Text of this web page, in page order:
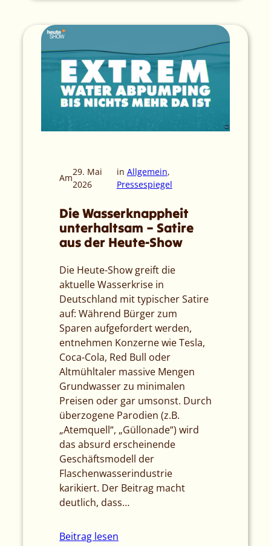
Am
29. Mai
2026
in Allgemein
Pressespiegel
Die Wasserknappheit
unterhaltsam – Satire
aus der Heute-Show
Die Heute-Show greift die
aktuelle Wasserkrise in
Deutschland mit typischer Satire
auf: Während Bürger zum
Sparen aufgefordert werden,
entnehmen Konzerne wie Tesla,
Coca-Cola, Red Bull oder
Altmühltaler massive Mengen
Grundwasser zu minimalen
Preisen oder gar umsonst. Durch
überzogene Parodien (z.B.
„Atemquell“, „Güllonade“) wird
das absurd erscheinende
Geschäftsmodell der
Flaschenwasserindustrie
karikiert. Der Beitrag macht
deutlich, dass…
Beitrag lesen